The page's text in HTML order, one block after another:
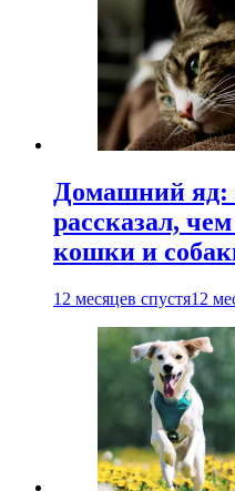
Домашний яд:
рассказал,
кошки и
12 месяцев спустя12